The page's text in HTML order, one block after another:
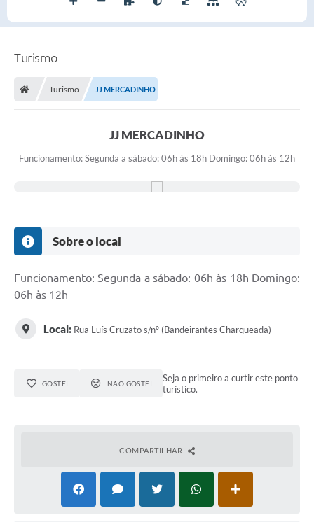
Turismo
Turismo JJ MERCADINHO
JJ MERCADINHO
Funcionamento: Segunda a sábado: 06h às 18h Domingo: 06h às 12h
Sobre o local
Funcionamento: Segunda a sábado: 06h às 18h Domingo:
06h às 12h
Local: Rua Luís Cruzato s/nº (Bandeirantes Charqueada)
GOSTEI NÃO GOSTEI
Seja o primeiro a curtir este ponto
turístico.
COMPARTILHAR